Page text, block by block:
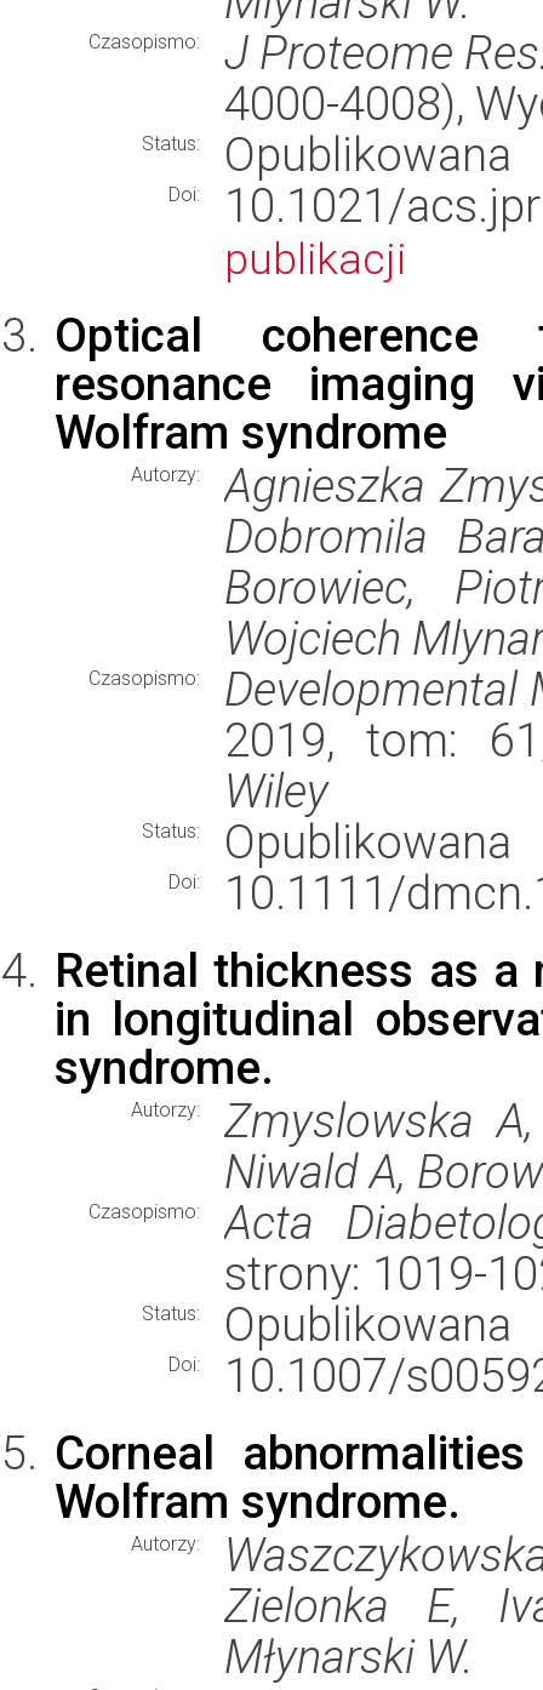
Czasopismo:
J Proteome
4000-4008),
Status: Opublikowana
Doi: 10.1021/
publikacji
Optical coherence
resonance imaging
Wolfram syndrome
Autorzy:
Agnieszka
Dobromila
Borowiec,
Wojciech
Czasopismo:
Developmental
2019, tom:
Wiley
Status: Opublikowana
Doi:
10.1111/
Retinal thickness as a
in longitudinal
syndrome.
Autorzy:
Zmyslowska
Niwald A,
Czasopismo:
Acta
strony: 1019-
Status: Opublikowana
Doi:
10.1007/
Corneal
Wolfram syndrome.
Autorzy:
Zielonka E,
Młynarski W.